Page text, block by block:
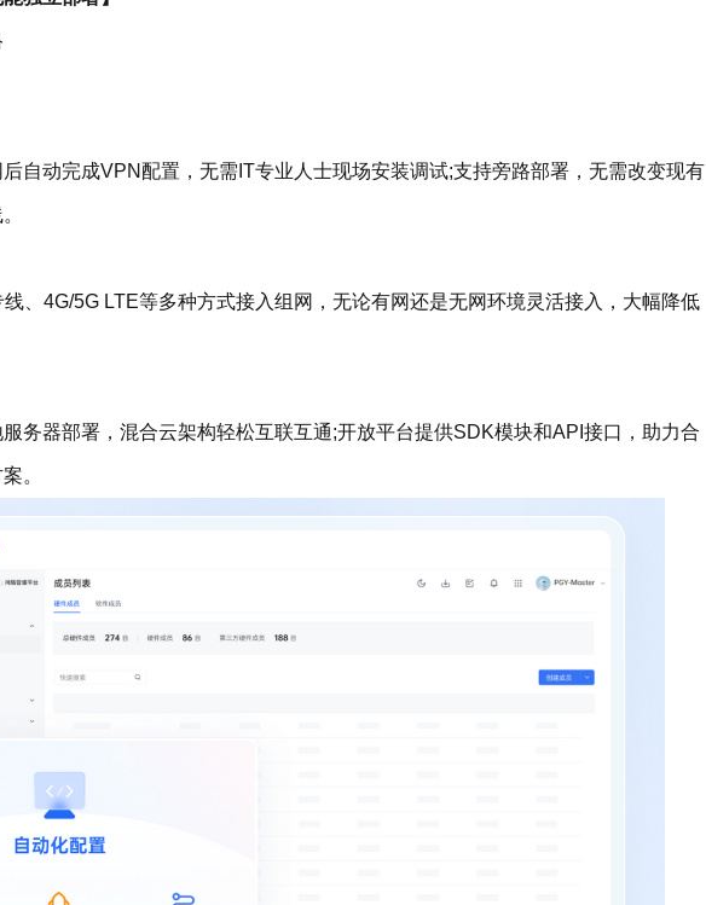
自动完成VPN配置，无需IT专业人士现场安装调试;支持旁路部署，无需改变现有
、4G/5G LTE等多种方式接入组网，无论有网还是无网环境灵活接入，大幅降低
务器部署，混合云架构轻松互联互通;开放平台提供SDK模块和API接口，助力合
。